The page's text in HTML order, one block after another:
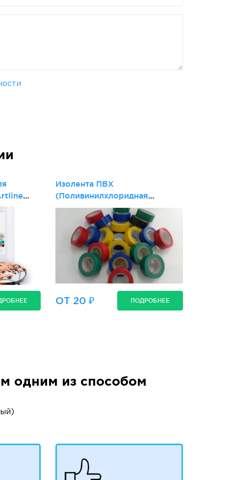
Изолента ПВХ
(Поливинилхлоридная
электроизоляционная.
ОТ 20 ₽ ПОДРОБНЕЕ
одним из способом